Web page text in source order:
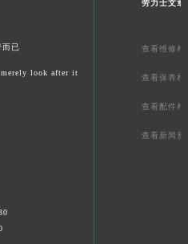
而已
look after it
劳力士文章
查看维修相
查看保养相
查看配件相
查看新闻资